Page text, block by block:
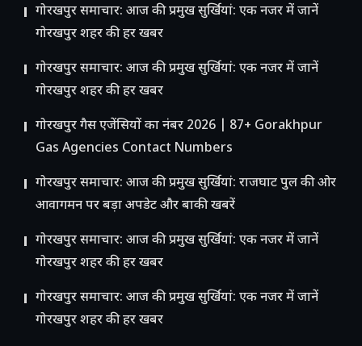
गोरखपुर समाचार: आज की प्रमुख सुर्खियां: एक नजर में जानें
गोरखपुर शहर की हर खबर
गोरखपुर समाचार: आज की प्रमुख सुर्खियां: एक नजर में जानें
गोरखपुर शहर की हर खबर
गोरखपुर गैस एजेंसियों का नंबर 2026 | 87+ Gorakhpur
Gas Agencies Contact Numbers
गोरखपुर समाचार: आज की प्रमुख सुर्खियां: राजघाट पुल की ओर
आवागमन पर बड़ा अपडेट और बाकी खबरें
गोरखपुर समाचार: आज की प्रमुख सुर्खियां: एक नजर में जानें
गोरखपुर शहर की हर खबर
गोरखपुर समाचार: आज की प्रमुख सुर्खियां: एक नजर में जानें
गोरखपुर शहर की हर खबर